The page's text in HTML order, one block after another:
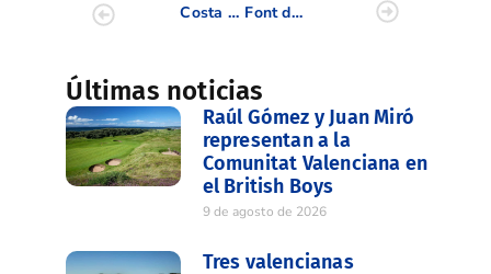
Costa de Azahar subcampeón de España en el Interclubes Femenino celebrado en Las Colinas
Font del Llop celebró la segunda prueba del Triangular Masculino y Femenino de la CV
Últimas noticias
Raúl Gómez y Juan Miró
representan a la
Comunitat Valenciana en
el British Boys
9 de agosto de 2026
Tres valencianas